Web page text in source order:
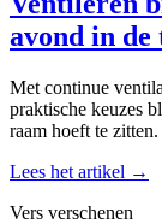
avond in de
Met continue
praktische keuzes
raam hoeft te zitten.
Lees het artikel →
Vers verschenen